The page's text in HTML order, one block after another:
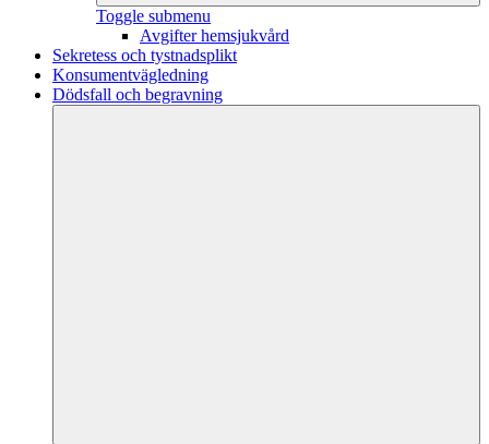
Toggle submenu
Avgifter hemsjukvård
Sekretess och tystnadsplikt
Konsumentvägledning
Dödsfall och begravning